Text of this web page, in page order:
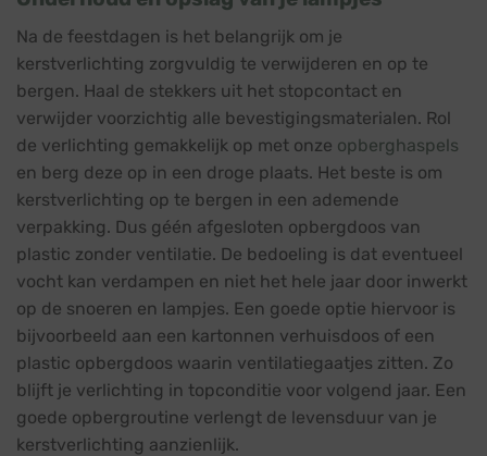
Na de feestdagen is het belangrijk om je
kerstverlichting zorgvuldig te verwijderen en op te
bergen. Haal de stekkers uit het stopcontact en
verwijder voorzichtig alle bevestigingsmaterialen. Rol
de verlichting gemakkelijk op met onze opberghaspels
en berg deze op in een droge plaats. Het beste is om
kerstverlichting op te bergen in een ademende
verpakking. Dus géén afgesloten opbergdoos van
plastic zonder ventilatie. De bedoeling is dat eventueel
vocht kan verdampen en niet het hele jaar door inwerkt
op de snoeren en lampjes. Een goede optie hiervoor is
bijvoorbeeld aan een kartonnen verhuisdoos of een
plastic opbergdoos waarin ventilatiegaatjes zitten. Zo
blijft je verlichting in topconditie voor volgend jaar. Een
goede opbergroutine verlengt de levensduur van je
kerstverlichting aanzienlijk.